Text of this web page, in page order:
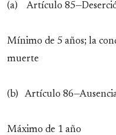
(a) Artículo
Mínimo de 5 años; la
muerte
(b) Artículo
Máximo de 1 año